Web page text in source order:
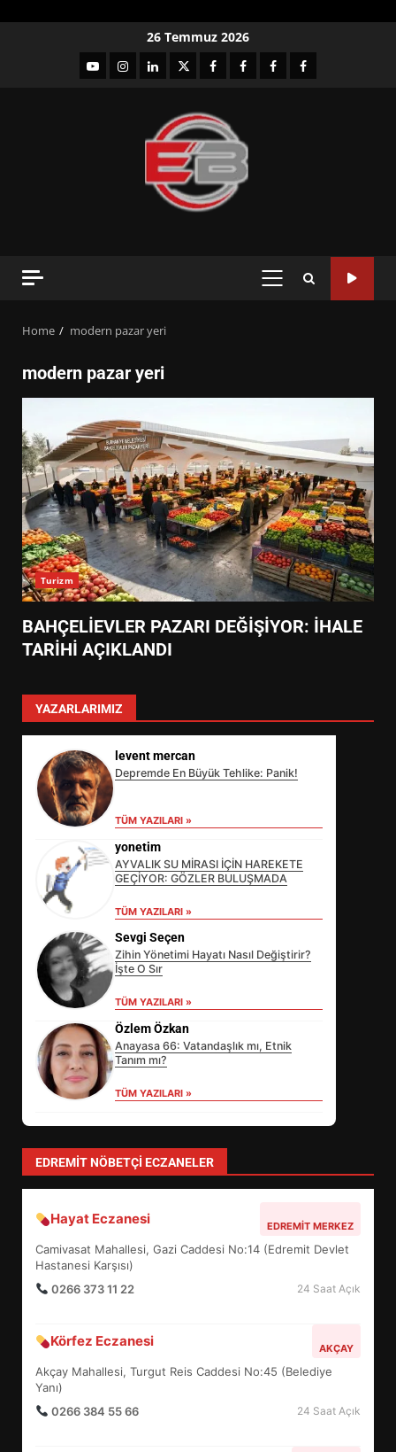
26 Temmuz 2026
YouTubeInstagram
LinkedIntwitterfacebook-Facebook-
Facebook-Facebook-
PRIMARY
Home modern pazar yeri
modern pazar yeri
Turizm
BAHÇELİEVLER PAZARI DEĞİŞİYOR: İHALE
TARİHİ AÇIKLANDI
YAZARLARIMIZ
levent mercan
Depremde En Büyük Tehlike: Panik!
TÜM YAZILARI »
yonetim
AYVALIK SU MİRASI İÇİN HAREKETE
GEÇİYOR: GÖZLER BULUŞMADA
TÜM YAZILARI »
Sevgi Seçen
Zihin Yönetimi Hayatı Nasıl Değiştirir?
İşte O Sır
TÜM YAZILARI »
Özlem Özkan
Anayasa 66: Vatandaşlık mı, Etnik
Tanım mı?
TÜM YAZILARI »
EDREMIT NÖBETÇI ECZANELER
Hayat Eczanesi EDREMIT MERKEZ
Camivasat Mahallesi, Gazi Caddesi No:14 (Edremit Devlet
Hastanesi Karşısı)
0266 373 11 22
24 Saat Açık
Körfez Eczanesi AKÇAY
Akçay Mahallesi, Turgut Reis Caddesi No:45 (Belediye
Yanı)
0266 384 55 66
24 Saat Açık
3
EİB’DE KRİTİK ATAMA:
SÜRDÜRÜLEBİLİRLİKTE NE
4
EDREMİT’İN GURURU TÜRKİYE
FİNALİNDE NE BAŞARDI?
5
BALIKESİR MÜZELERİNDE SÜRE